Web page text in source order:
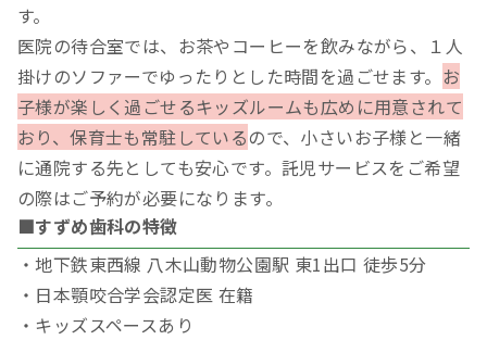
す。
医院の待合室では、お茶やコーヒーを飲みながら、１人
掛けのソファーでゆったりとした時間を過ごせます。 お
子様が楽しく過ごせるキッズルームも広めに用意されて
おり、保育士も常駐しているので、小さいお子様と一緒
に通院する先としても安心です。託児サービスをご希望
の際はご予約が必要になります。
■すずめ歯科の特徴
・地下鉄東西線 八木山動物公園駅 東1出口 徒歩5分
・日本顎咬合学会認定医 在籍
・キッズスペースあり